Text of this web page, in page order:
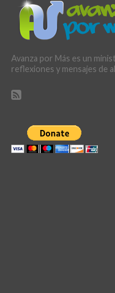
Avanza por Más es un
reflexiones y mensajes de